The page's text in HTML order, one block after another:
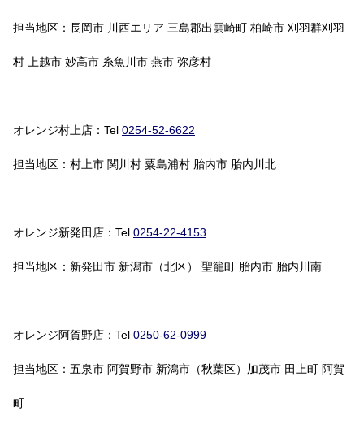
担当地区：長岡市 川西エリア 三島郡出雲崎町 柏崎市 刈羽群刈羽
村 上越市 妙高市 糸魚川市 燕市 弥彦村
オレンジ村上店：Tel 0254-52-6622
担当地区：村上市 関川村 粟島浦村 胎内市 胎内川北
オレンジ新発田店：Tel 0254-22-4153
担当地区：新発田市 新潟市（北区） 聖籠町 胎内市 胎内川南
オレンジ阿賀野店：Tel 0250-62-0999
担当地区：五泉市 阿賀野市 新潟市（秋葉区）加茂市 田上町 阿賀
町